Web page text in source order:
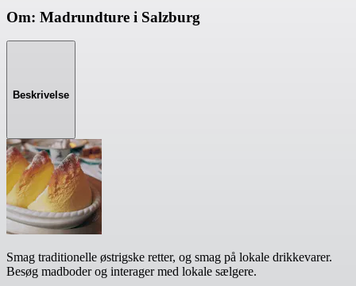
Om: Madrundture i Salzburg
Beskrivelse
Smag traditionelle østrigske retter, og smag på lokale drikkevarer.
Besøg madboder og interager med lokale sælgere.